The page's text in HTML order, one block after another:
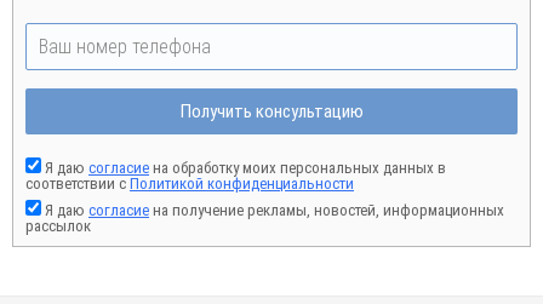
Получить консультацию
Я даю согласие на обработку моих персональных данных в
соответствии с Политикой конфиденциальности
Я даю согласие на получение рекламы, новостей, информационных
рассылок